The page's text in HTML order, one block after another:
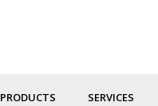
PRODUCTS SERVICES